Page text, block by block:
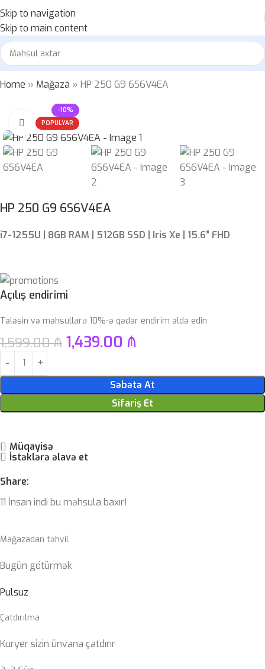
Skip to navigation
Skip to main content
Home » Mağaza » HP 250 G9 6S6V4EA
-10%
POPULYAR
Böyütmək üçün klikləyin
HP 250 G9 6S6V4EA
i7-1255U | 8GB RAM | 512GB SSD | Iris Xe | 15.6” FHD
Açılış endirimi
Tələsin və məhsullara 10%-ə qədər endirim əldə edin
1,599.00₼ 1,439.00 ₼
Səbətə At
Sifariş Et
Müqayisə
İstəklərə əlavə et
Share:
11 İnsan indi bu məhsula baxır!
Mağazadan təhvil
Bugün götürmək
Pulsuz
Çatdırılma
Kuryer sizin ünvana çatdırır